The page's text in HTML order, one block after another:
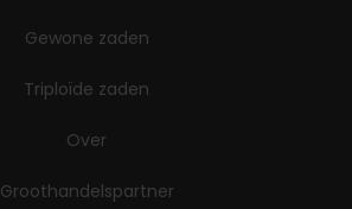
Gewone zaden
Triploïde zaden
Over
Groothandelspartner